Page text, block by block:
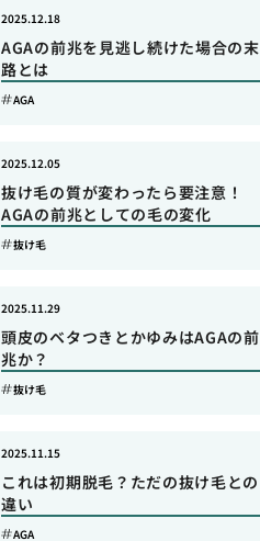
AGAの前兆を見逃し続けた場合の末
路とは
2025.12.18
AGA
抜け毛の質が変わったら要注意！
AGAの前兆としての毛の変化
2025.12.05
抜け毛
頭皮のベタつきとかゆみはAGAの前
兆か？
2025.11.29
抜け毛
これは初期脱毛？ただの抜け毛との
違い
2025.11.15
AGA